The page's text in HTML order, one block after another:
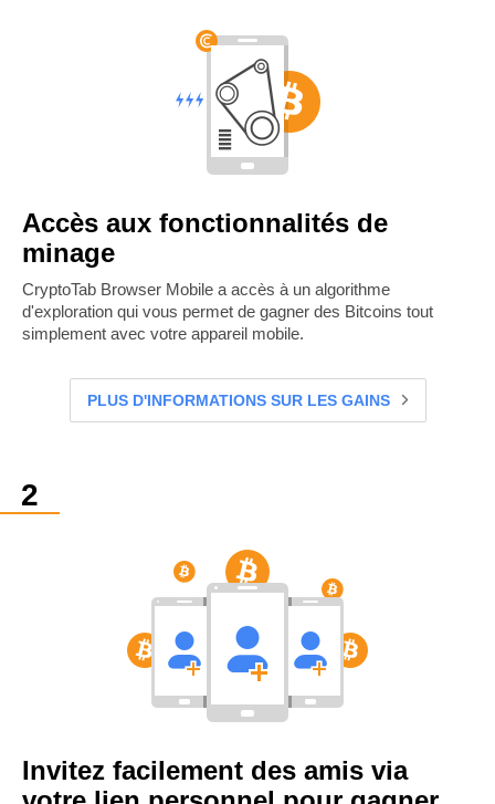
Accès aux fonctionnalités de
minage
CryptoTab Browser Mobile a accès à un algorithme
d'exploration qui vous permet de gagner des Bitcoins tout
simplement avec votre appareil mobile.
PLUS D'INFORMATIONS SUR LES GAINS
Invitez facilement des amis via